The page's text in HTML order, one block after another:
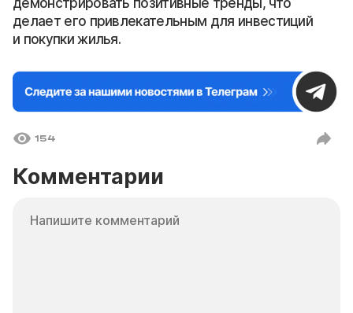
делает его привлекательным для инвестиций
и покупки жилья.
154
Комментарии